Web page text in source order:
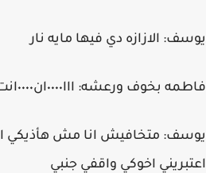
يوسف: الازازه دي فيها مايه نار
فاطمه بخوف ورعشه: ااا٠٠٠٠ان٠٠٠٠انت عاوز ايه 😭😭
يوسف: متخافيش انا مش هأذيكي
اعتبريني اخوكي واقفي جنبي